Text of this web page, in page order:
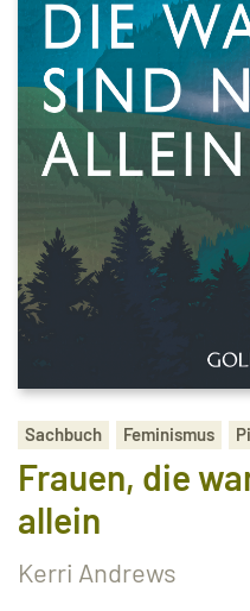
Sachbuch Feminismus
Frauen, die
allein
Kerri Andrews